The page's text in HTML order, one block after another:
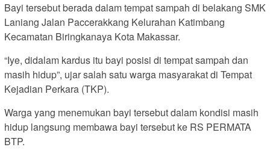
Bayi tersebut berada dalam tempat sampah di belakang SMK
Laniang Jalan Paccerakkang Kelurahan Katimbang
Kecamatan Biringkanaya Kota Makassar.
“Iye, didalam kardus itu bayi posisi di tempat sampah dan
masih hidup”, ujar salah satu warga masyarakat di Tempat
Kejadian Perkara (TKP).
Warga yang menemukan bayi tersebut dalam kondisi masih
hidup langsung membawa bayi tersebut ke RS PERMATA
BTP.